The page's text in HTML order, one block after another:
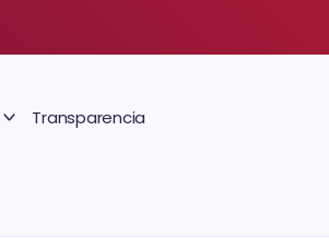
Transparencia